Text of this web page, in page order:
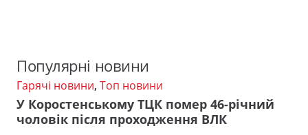
Популярні новини
Гарячі новини, Топ новини
У Коростенському ТЦК помер 46-річний
чоловік після проходження ВЛК